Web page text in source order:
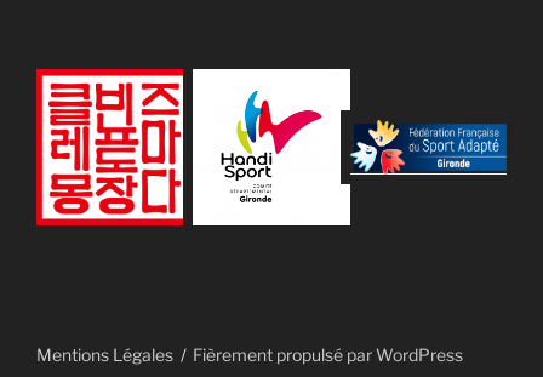
Mentions Légales Fièrement propulsé par WordPress